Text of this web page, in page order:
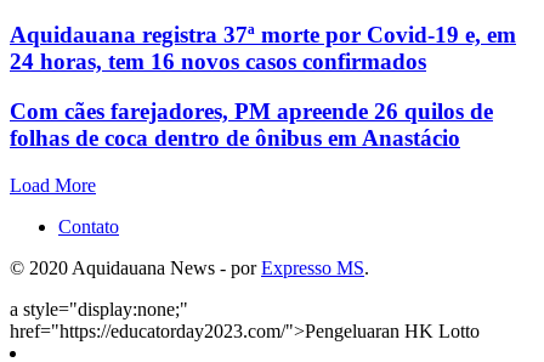
Aquidauana registra 37ª morte por Covid-19 e, em
24 horas, tem 16 novos casos confirmados
Com cães farejadores, PM apreende 26 quilos de
folhas de coca dentro de ônibus em Anastácio
Load More
Contato
© 2020 Aquidauana News - porExpresso MS.
a style="display:none;"
href="https://educatorday2023.com/">Pengeluaran HK Lotto